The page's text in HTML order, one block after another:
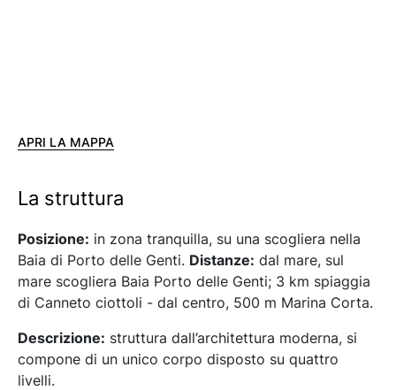
APRI LA MAPPA
La struttura
Posizione: in zona tranquilla, su una scogliera nella
Baia di Porto delle Genti. Distanze: dal mare, sul
mare scogliera Baia Porto delle Genti; 3 km spiaggia
di Canneto ciottoli - dal centro, 500 m Marina Corta.
Descrizione: struttura dall’architettura moderna, si
compone di un unico corpo disposto su quattro
livelli.